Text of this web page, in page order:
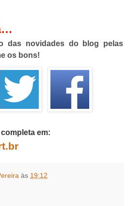
das novidades do blog pelas
os bons!
em:
às 19:12